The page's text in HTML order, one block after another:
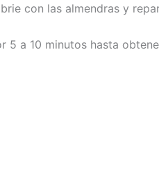
con las almendras y
5 a 10 minutos hasta